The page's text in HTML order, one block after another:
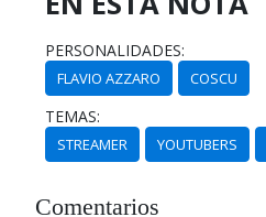
PERSONALIDADES:
FLAVIO AZZARO COSCU
TEMAS:
STREAMER YOUTUBERS
Comentarios